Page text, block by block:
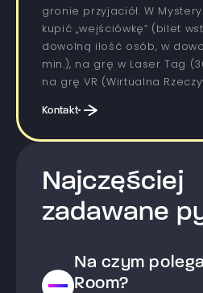
gronie przyjaciół. W
kupić „wejściówkę” (bilet
dowolną ilość osób, w
min.), na grę w Laser Tag
na grę VR (Wirtualna
Kontakt
Najczęściej
zadawane
Na czym
Room?